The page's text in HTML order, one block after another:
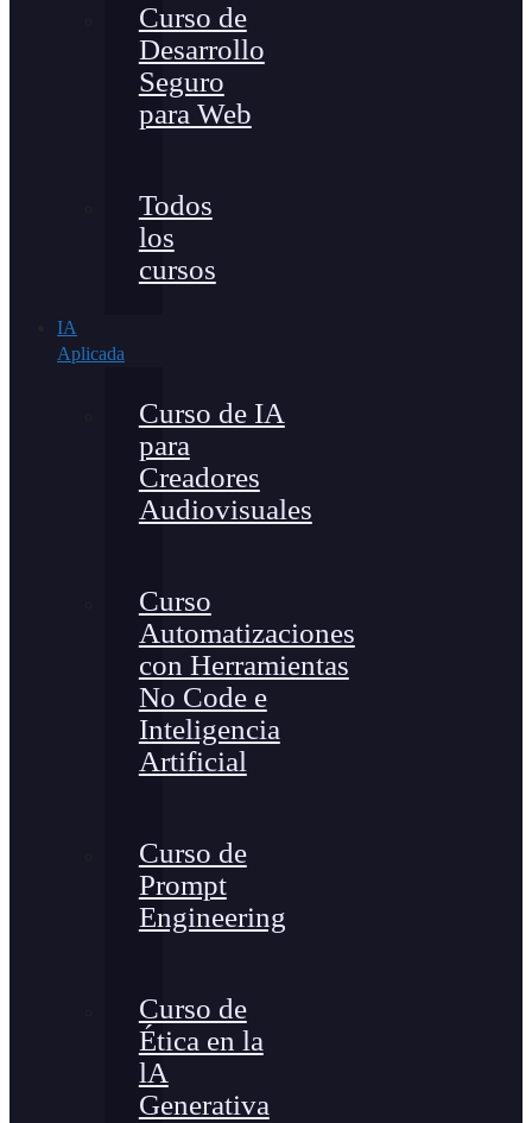
Curso de
Desarrollo
Seguro
para Web
Todos
los
cursos
IA
Aplicada
Curso de IA
para
Creadores
Audiovisuales
Curso
Automatizaciones
con Herramientas
No Code e
Inteligencia
Artificial
Curso de
Prompt
Engineering
Curso de
Ética en la
lA
Generativa